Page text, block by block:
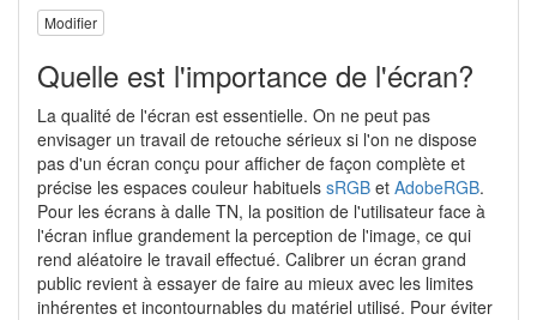
Modifier
Quelle est l'importance de l'écran?
La qualité de l'écran est essentielle. On ne peut pas
envisager un travail de retouche sérieux si l'on ne dispose
pas d'un écran conçu pour afficher de façon complète et
précise les espaces couleur habituels sRGB et AdobeRGB.
Pour les écrans à dalle TN, la position de l'utilisateur face à
l'écran influe grandement la perception de l'image, ce qui
rend aléatoire le travail effectué. Calibrer un écran grand
public revient à essayer de faire au mieux avec les limites
inhérentes et incontournables du matériel utilisé. Pour éviter